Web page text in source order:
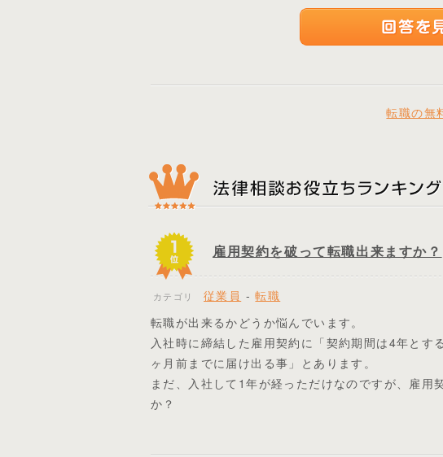
転職の無
雇用契約を破って転職出来ますか？
カテゴリ 従業員 -転職
転職が出来るかどうか悩んでいます。
入社時に締結した雇用契約に「契約期間は4年とす
ヶ月前までに届け出る事」とあります。
まだ、入社して1年が経っただけなのですが、雇用
か？